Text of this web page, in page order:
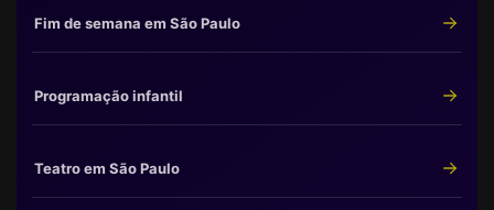
Fim de semana em São Paulo
Programação infantil
Teatro em São Paulo